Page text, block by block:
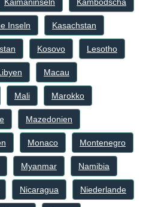
Inseln Kasachstan
Kosovo Lesotho
Macau
Mali Marokko
Mazedonien
Monaco Montenegro
Myanmar Namibia
Nicaragua Niederlande